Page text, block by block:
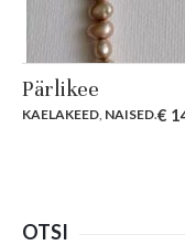
Pärlikee
KAELAKEED, NAISED.€
OTSI